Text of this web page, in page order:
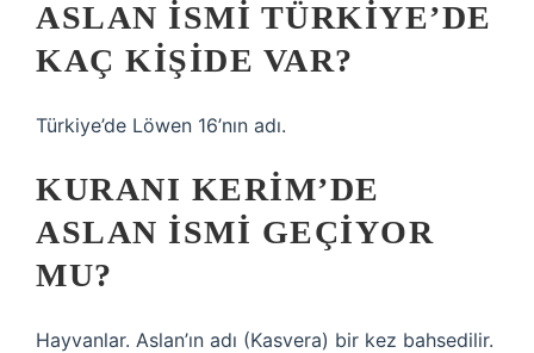
ASLAN ISMI TÜRKIYE’DE
KAÇ KIŞIDE VAR?
Türkiye’de Löwen 16’nın adı.
KURANI KERIM’DE
ASLAN ISMI GEÇIYOR
MU?
Hayvanlar. Aslan’ın adı (Kasvera) bir kez bahsedilir.